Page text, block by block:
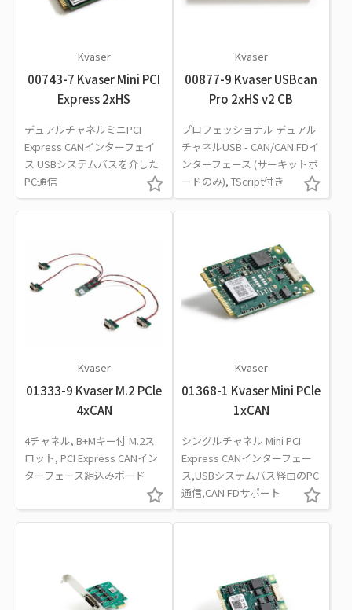
Kvaser
00743-7 Kvaser Mini PCI
Express 2xHS
デュアルチャネルミニPCI
Express CANインターフェイ
ス USBシステムバスを介した
PC通信
Kvaser
00877-9 Kvaser USBcan
Pro 2xHS v2 CB
プロフェッショナル デュアル
チャネルUSB - CAN/CAN FDイ
ンターフェース (サーキットボ
ードのみ), TScript付き
Kvaser
01333-9 Kvaser M.2 PCle
4xCAN
4チャネル, B+Mキー付 M.2ス
ロット, PCI Express CANイン
ターフェース組込みボード
Kvaser
01368-1 Kvaser Mini PCle
1xCAN
シングルチャネル Mini PCI
Express CANインターフェー
ス,USBシステムバス経由のPC
通信,CAN FDサポート